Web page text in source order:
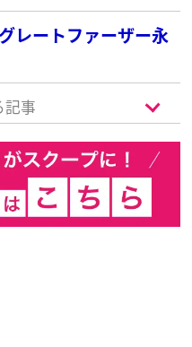
レートファーザー永
記事